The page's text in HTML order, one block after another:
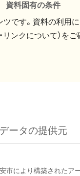
資料固有の条件
です。資料の利用に
リンクについて）をご
データの提供元
により構築されたアー